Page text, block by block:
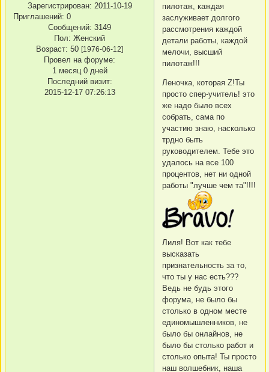
Зарегистрирован: 2011-10-19
Приглашений: 0
Сообщений: 3149
Пол: Женский
Возраст: 50 [1976-06-12]
Провел на форуме:
1 месяц 0 дней
Последний визит:
2015-12-17 07:26:13
пилотаж, каждая
заслуживает долгого
рассмотрения каждой
детали работы, каждой
мелочи, высший
пилотаж!!!
Леночка, которая Z!Ты
просто спер-учитель! это
же надо было всех
собрать, сама по
участию знаю, насколько
трдно быть
руководителем. Тебе это
удалось на все 100
процентов, нет ни одной
работы "лучше чем та"!!!!
Лиля! Вот как тебе
высказать
признательность за то,
что ты у нас есть???
Ведь не будь этого
форума, не было бы
столько в одном месте
единомышленников, не
было бы онлайнов, не
было бы столько работ и
столько опыта! Ты просто
наш волшебник, наша